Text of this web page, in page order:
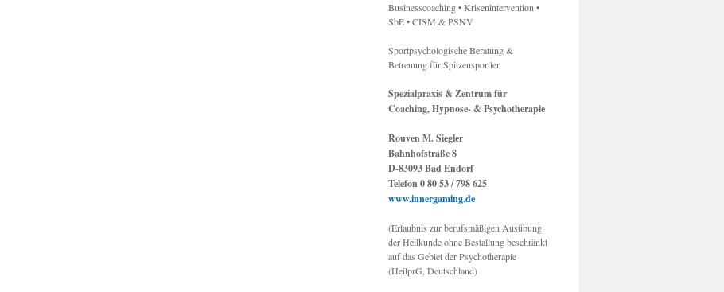
Businesscoaching • Krisenintervention •
SbE • CISM & PSNV
Sportpsychologische Beratung &
Betreuung für Spitzensportler
Spezialpraxis & Zentrum für
Coaching, Hypnose- & Psychotherapie
Rouven M. Siegler
Bahnhofstraße 8
D-83093 Bad Endorf
Telefon 0 80 53 / 798 625
www.innergaming.de
(Erlaubnis zur berufsmäßigen Ausübung
der Heilkunde ohne Bestallung beschränkt
auf das Gebiet der Psychotherapie
(HeilprG, Deutschland)